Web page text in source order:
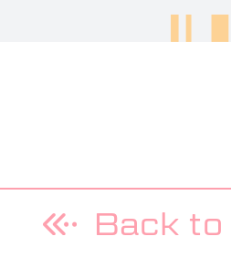
Back